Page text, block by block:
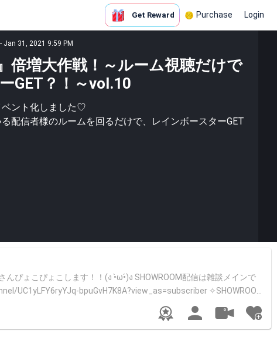
Get Reward Purchase Login
Jan 31, 2021 9:59 PM
倍増大作戦！～ルーム視聴だけで
GET？！～vol.10
ベント化しました♡
配信者様のルームを回るだけで、レインボースターGET
bpuGvH7K8A?view_as=subscriber ✧干し芋 https://ww